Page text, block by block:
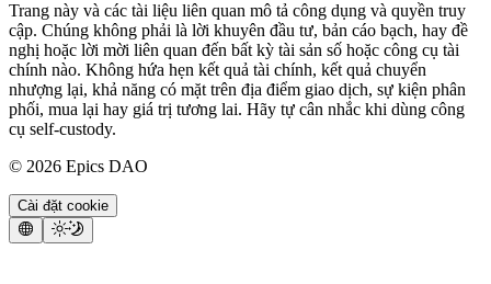
Trang này và các tài liệu liên quan mô tả công dụng và quyền truy
cập. Chúng không phải là lời khuyên đầu tư, bản cáo bạch, hay đề
nghị hoặc lời mời liên quan đến bất kỳ tài sản số hoặc công cụ tài
chính nào. Không hứa hẹn kết quả tài chính, kết quả chuyển
nhượng lại, khả năng có mặt trên địa điểm giao dịch, sự kiện phân
phối, mua lại hay giá trị tương lai. Hãy tự cân nhắc khi dùng công
cụ self-custody.
© 2026 Epics DAO
Cài đặt cookie